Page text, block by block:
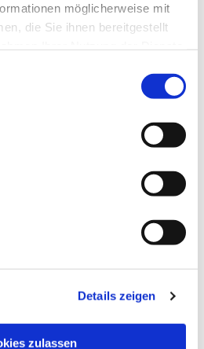
möglicherweise mit
die Sie ihnen bereitgestellt
Details zeigen
zulassen
Sie auch